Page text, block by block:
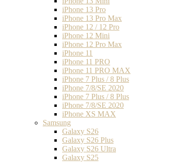
iPhone 13 Pro
iPhone 13 Pro Max
iPhone 12 / 12 Pro
iPhone 12 Mini
iPhone 12 Pro Max
iPhone 11
iPhone 11 PRO
iPhone 11 PRO MAX
iPhone 7 Plus / 8 Plus
iPhone 7/8/SE 2020
iPhone 7 Plus / 8 Plus
iPhone 7/8/SE 2020
iPhone XS MAX
Samsung
Galaxy S26
Galaxy S26 Plus
Galaxy S26 Ultra
Galaxy S25